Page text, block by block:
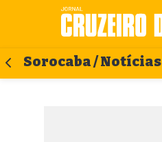
Sorocaba / Notícias